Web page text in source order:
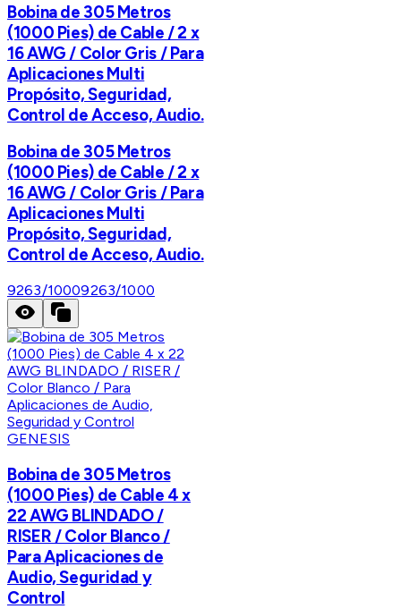
Bobina de 305 Metros
(1000 Pies) de Cable / 2 x
16 AWG / Color Gris / Para
Aplicaciones Multi
Propósito, Seguridad,
Control de Acceso, Audio.
Bobina de 305 Metros
(1000 Pies) de Cable / 2 x
16 AWG / Color Gris / Para
Aplicaciones Multi
Propósito, Seguridad,
Control de Acceso, Audio.
9263/10009263/1000
GENESIS
Bobina de 305 Metros
(1000 Pies) de Cable 4 x
22 AWG BLINDADO /
RISER / Color Blanco /
Para Aplicaciones de
Audio, Seguridad y
Control